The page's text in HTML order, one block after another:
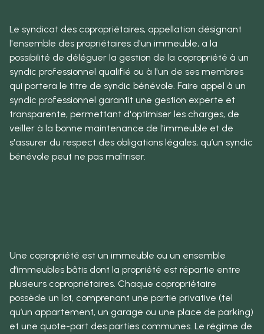
Le syndicat des copropriétaires, appellation désignant
l'ensemble des propriétaires d'un immeuble, a la
possibilité de déléguer la gestion de la copropriété à un
syndic professionnel qualifié ou à l'un de ses membres
qui portera le titre de syndic bénévole. Faire appel à un
syndic professionnel garantit une gestion experte et
transparente, permettant d'optimiser les charges, de
veiller à la bonne maintenance de l'immeuble et de
s'assurer du respect des obligations légales, qu’un syndic
bénévole peut ne pas maîtriser.
Une copropriété est un immeuble ou un ensemble
d’immeubles bâtis dont la propriété est répartie entre
plusieurs copropriétaires. Chaque copropriétaire
possède un lot, comprenant une partie privative (tel
qu’un appartement, un garage ou une place de parking)
et une quote-part des parties communes. Le régime de